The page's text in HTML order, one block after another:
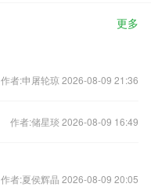
更多
作者:申屠轮琼 2026-08-09 21:36
作者:储星琰 2026-08-09 16:49
作者:夏侯辉晶 2026-08-09 20:05